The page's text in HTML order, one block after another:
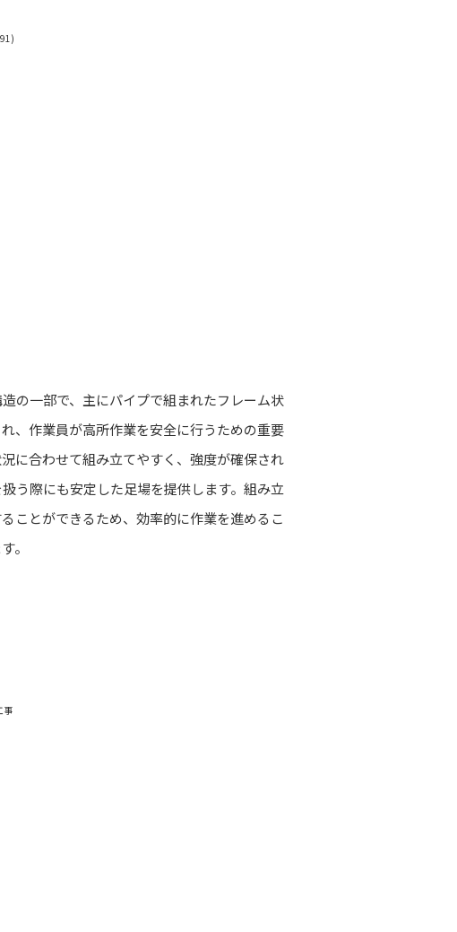
の一部で、主にパイプで組まれたフレーム状
、作業員が高所作業を安全に行うための重要
に合わせて組み立てやすく、強度が確保され
う際にも安定した足場を提供します。組み立
ことができるため、効率的に作業を進めるこ
。